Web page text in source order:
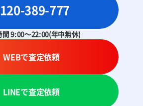
389-777
間 9:00～22:00(年中無休)
WEBで査定依頼
LINEで査定依頼